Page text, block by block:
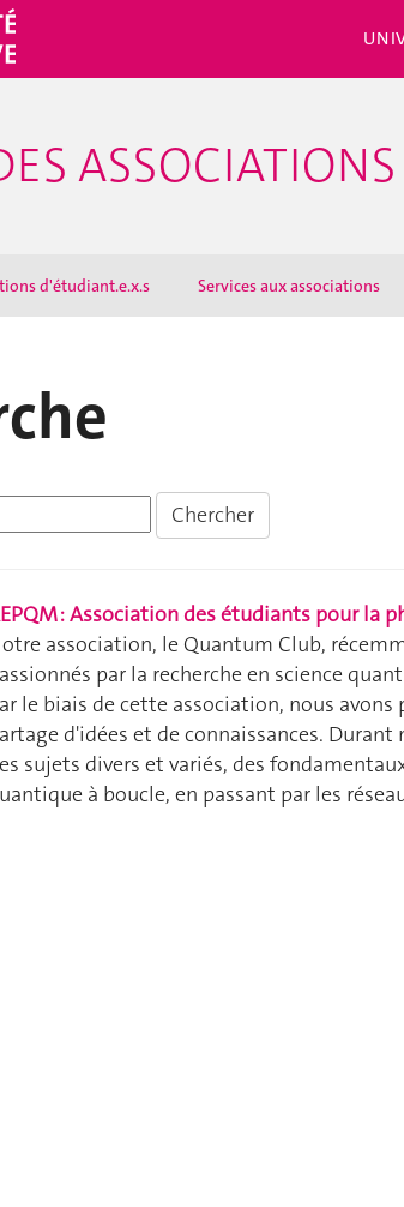
d'étudiant.e.x.s Services aux associations
: Association des étudiants pour la
association, le Quantum Club,
par la recherche en science
le biais de cette association, nous avons
d'idées et de connaissances.
sujets divers et variés, des
à boucle, en passant par les